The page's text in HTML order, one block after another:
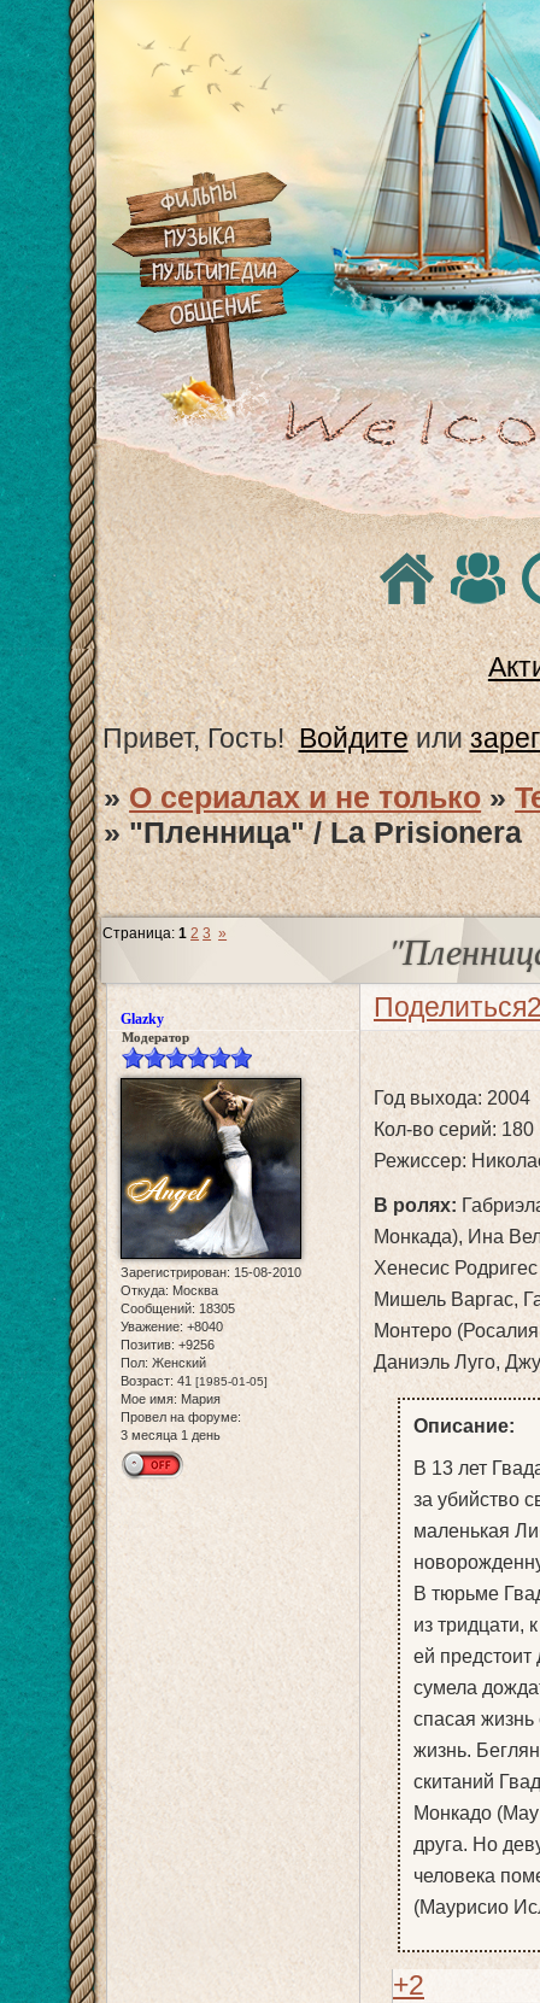
Привет, Гость! Войдитеили
»О сериалах и не только »
»"Пленница" / La Prisionera
Страница:1 2 3 »
Поделиться
Glazky
Модератор
Зарегистрирован: 15-08-2010
Откуда: Москва
Сообщений: 18305
Уважение: +8040
Позитив: +9256
Пол: Женский
Возраст: 41 [1985-01-05]
Мое имя: Мария
Провел на форуме:
3 месяца 1 день
Год выхода: 2004
Кол-во серий: 180
Режиссер:
В ролях:
Монкада), Ина
Хенесис
Мишель Варгас,
Монтеро
Даниэль Луго,
Описание:
В 13 лет
за убийство
маленькая
В тюрьме
из тридцати,
ей
сумела
спасая
жизнь.
скитаний
Монкадо
друга. Но
человека
(Маурисио
+2